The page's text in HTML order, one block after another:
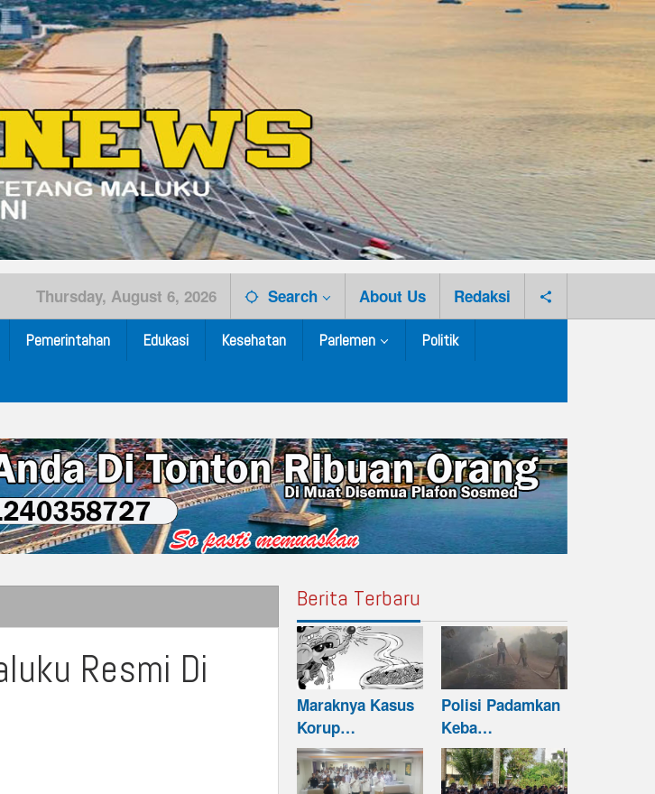
Thursday, August 6, 2026 Search About Us Redaksi
Pemerintahan Edukasi Kesehatan Parlemen Politik
Resmi Di
Berita Terbaru
Maraknya Kasus
Korup…
Polisi Padamkan
Keba…